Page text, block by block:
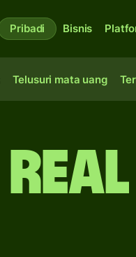
Pribadi Bisnis
Telusuri mata uang